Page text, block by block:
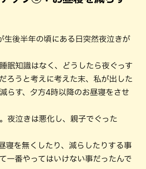
生後半年の頃にある日突然夜泣きが
眠知識はなく、どうしたら夜ぐっす
ろうと考えに考えた末、私が出した
らす、夕方4時以降のお昼寝をさせ
夜泣きは悪化し、親子でぐった
寝を無くしたり、減らしたりする事
一番やってはいけない事だったんで